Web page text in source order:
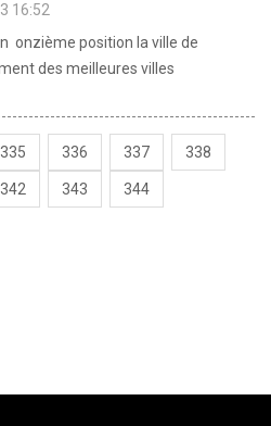
16:52
onzième position la ville de
des meilleures villes
335 336 337 338
342 343 344